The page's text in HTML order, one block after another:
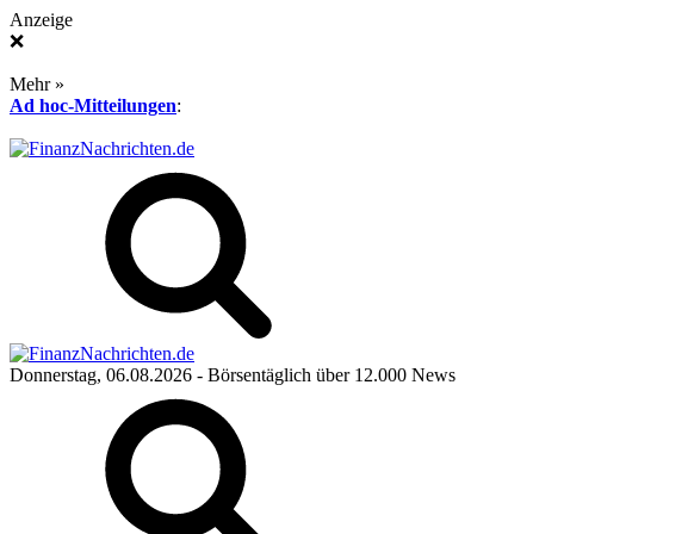
Anzeige
❌
Mehr »
Ad hoc-Mitteilungen:
Donnerstag, 06.08.2026 - Börsentäglich über 12.000 News